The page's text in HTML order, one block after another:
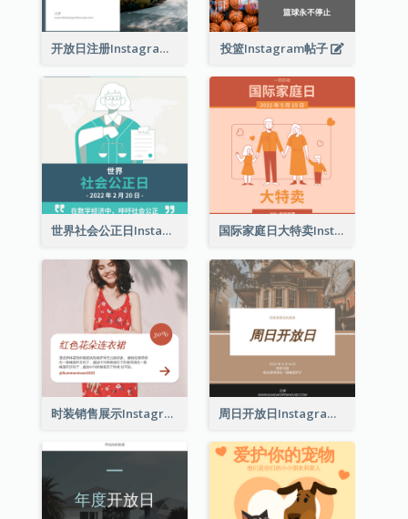
开放日注册Instagram帖子 投篮Instagram帖子
世界社会公正日Instagram帖子 国际家庭日大特卖Instagram帖子
时装销售展示Instagram帖子 周日开放日Instagram帖子